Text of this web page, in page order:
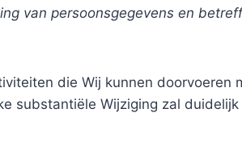
van persoonsgegevens en
die Wij kunnen doorvoeren
substantiële Wijziging zal